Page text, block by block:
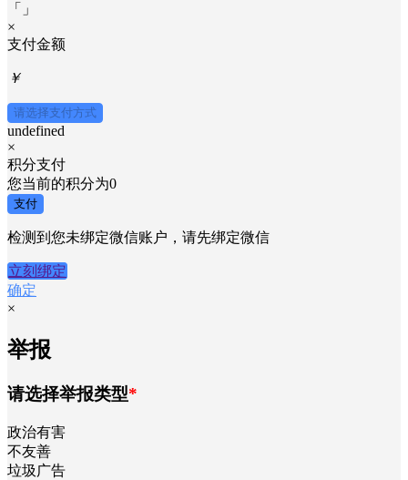
「
」
×
支付金额
￥
请选择支付方式
undefined
×
积分支付
您当前的积分为0
支付
检测到您未绑定微信账户，请先绑定微信
立刻绑定
确定
×
举报
请选择举报类型*
政治有害
不友善
垃圾广告